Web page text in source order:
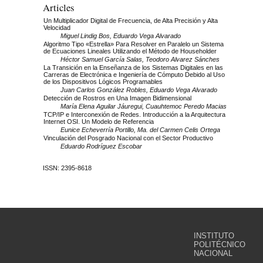
Articles
Un Multiplicador Digital de Frecuencia, de Alta Precisión y Alta
Velocidad
Miguel Lindig Bos, Eduardo Vega Alvarado
Algoritmo Tipo «Estrella» Para Resolver en Paralelo un Sistema
de Ecuaciones Lineales Utilizando el Método de Householder
Héctor Samuel García Salas, Teodoro Alvarez Sánches
La Transición en la Enseñanza de los Sistemas Digitales en las
Carreras de Electrónica e Ingeniería de Cómputo Debido al Uso
de los Dispositivos Lógicos Programables
Juan Carlos González Robles, Eduardo Vega Alvarado
Detección de Rostros en Una Imagen Bidimensional
María Elena Aguilar Jáuregui, Cuauhtemoc Peredo Macias
TCP/IP e Interconexión de Redes. Introducción a la Arquitectura
Internet OSI. Un Modelo de Referencia
Eunice Echeverría Portillo, Ma. del Carmen Celis Ortega
Vinculación del Posgrado Nacional con el Sector Productivo
Eduardo Rodríguez Escobar
ISSN: 2395-8618
INSTITUTO
POLITÉCNICO
NACIONAL